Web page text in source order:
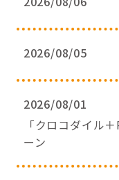
2026/08/05
2026/08/01
「クロコダイル
ーン